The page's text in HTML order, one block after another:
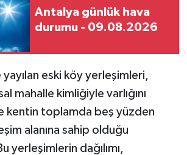
Antalya günlük hava
durumu - 09.08.2026
eski köy yerleşimleri,
mahalle kimliğiyle varlığını
kentin toplamda beş yüzden
alanına sahip olduğu
yerleşimlerin dağılımı,